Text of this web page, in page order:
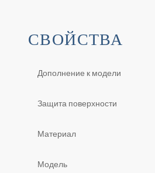
СВОЙСТВА
Дополнение к модели
Защита поверхности
Материал
Модель